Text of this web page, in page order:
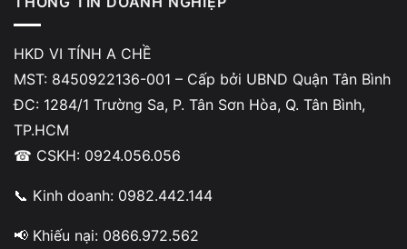
HKD VI TÍNH A CHỀ
MST: 8450922136-001 – Cấp bởi UBND Quận Tân Bình
ĐC: 1284/1 Trường Sa, P. Tân Sơn Hòa, Q. Tân Bình,
TP.HCM
☎ CSKH: 0924.056.056
📞 Kinh doanh: 0982.442.144
📢 Khiếu nại: 0866.972.562